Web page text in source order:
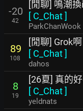
-20
42
[閒聊] 鳴潮
[ C_Chat]
ParkChanWook
89
108
[閒聊] Grok
[ C_Chat]
dahos
8
19
[26夏] 真的
[ C_Chat]
yeldnats